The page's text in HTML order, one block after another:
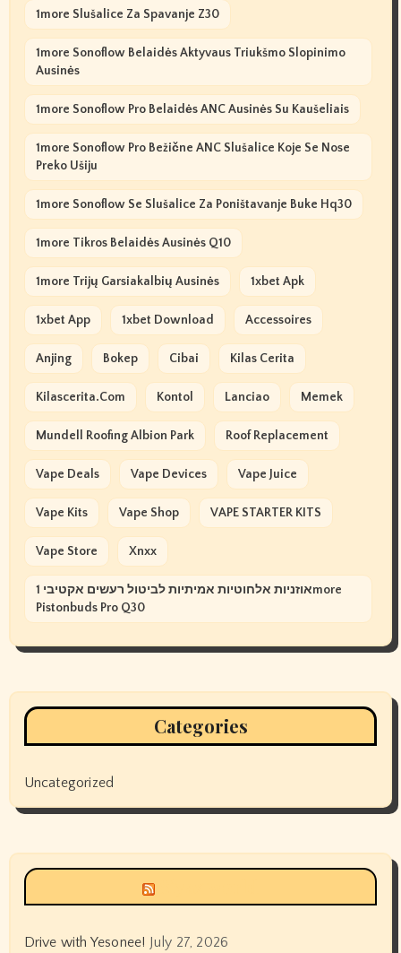
1more Slušalice Za Spavanje Z30
1more Sonoflow Belaidės Aktyvaus Triukšmo Slopinimo
Ausinės
1more Sonoflow Pro Belaidės ANC Ausinės Su Kaušeliais
1more Sonoflow Pro Bežične ANC Slušalice Koje Se Nose
Preko Ušiju
1more Sonoflow Se Slušalice Za Poništavanje Buke Hq30
1more Tikros Belaidės Ausinės Q10
1more Trijų Garsiakalbių Ausinės 1xbet Apk
1xbet App 1xbet Download Accessoires
Anjing Bokep Cibai Kilas Cerita
Kilascerita.com Kontol Lanciao Memek
Mundell Roofing Albion Park Roof Replacement
Vape Deals Vape Devices Vape Juice
Vape Kits Vape Shop VAPE STARTER KITS
Vape Store Xnxx
אוזניות אלחוטיות אמיתיות לביטול רעשים אקטיבי 1more
Pistonbuds Pro Q30
Categories
Uncategorized
Drive with Yesonee! July 27, 2026